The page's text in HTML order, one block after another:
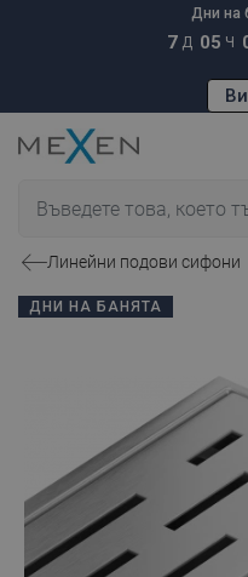
Дни на
7 Д 05 Ч
Линейни подови сифони
ДНИ НА БАНЯТА